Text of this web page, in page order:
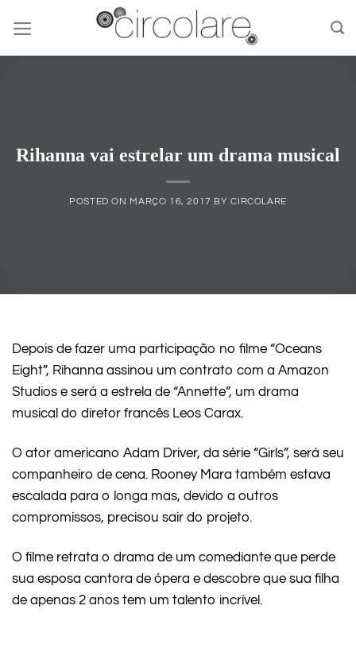
content
Rihanna vai estrelar um drama musical
POSTED ON MARÇO 16, 2017 BYCIRCOLARE
Depois de fazer uma participação no filme “Oceans
Eight”, Rihanna assinou um contrato com a Amazon
Studios e será a estrela de “Annette”, um drama
musical do diretor francês Leos Carax.
O ator americano Adam Driver, da série “Girls”, será seu
companheiro de cena. Rooney Mara também estava
escalada para o longa mas, devido a outros
compromissos, precisou sair do projeto.
O filme retrata o drama de um comediante que perde
sua esposa cantora de ópera e descobre que sua filha
de apenas 2 anos tem um talento incrível.